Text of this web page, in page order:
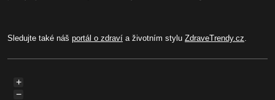
Sledujte také náš portál o zdraví a životním stylu ZdraveTrendy.cz.
+
−